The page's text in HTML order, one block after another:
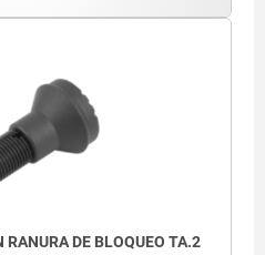
RANURA DE BLOQUEO TA.2